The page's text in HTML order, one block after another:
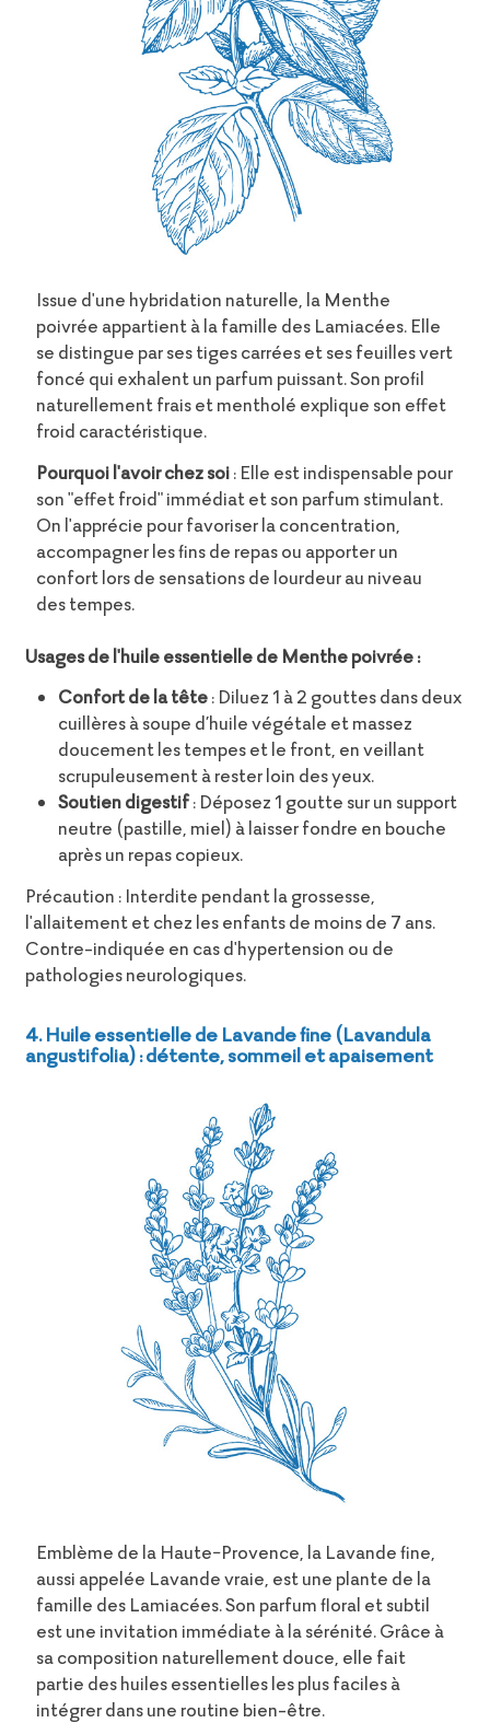
Issue d'une hybridation naturelle, la Menthe
poivrée appartient à la famille des Lamiacées. Elle
se distingue par ses tiges carrées et ses feuilles vert
foncé qui exhalent un parfum puissant. Son profil
naturellement frais et mentholé explique son effet
froid caractéristique.
Pourquoi l'avoir chez soi: Elle est indispensable pour
son "effet froid" immédiat et son parfum stimulant.
On l'apprécie pour favoriser la concentration,
accompagner les fins de repas ou apporter un
confort lors de sensations de lourdeur au niveau
des tempes.
Usages de l'huile essentielle de Menthe poivrée :
Confort de la tête: Diluez 1 à 2 gouttes dans deux
cuillères à soupe d’huile végétale et massez
doucement les tempes et le front, en veillant
scrupuleusement à rester loin des yeux.
Soutien digestif: Déposez 1 goutte sur un support
neutre (pastille, miel) à laisser fondre en bouche
après un repas copieux.
Précaution : Interdite pendant la grossesse,
l'allaitement et chez les enfants de moins de 7 ans.
Contre-indiquée en cas d'hypertension ou de
pathologies neurologiques.
4. Huile essentielle de Lavande fine (Lavandula
angustifolia) : détente, sommeil et apaisement
Emblème de la Haute-Provence, la Lavande fine,
aussi appelée Lavande vraie, est une plante de la
famille des Lamiacées. Son parfum floral et subtil
est une invitation immédiate à la sérénité. Grâce à
sa composition naturellement douce, elle fait
partie des huiles essentielles les plus faciles à
intégrer dans une routine bien-être.